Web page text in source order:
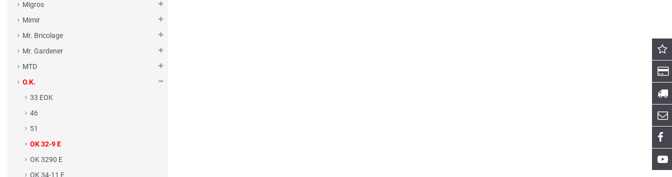
Migros
Mimir
Mr. Bricolage
Mr. Gardener
MTD
O.K.
33 EOK
46
51
OK 32-9 E
OK 3290 E
OK 34-11 E